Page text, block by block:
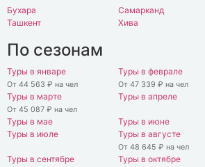
Бухара
Самарканд
Ташкент
Хива
По сезонам
Туры в январе
От 44 563 ₽ на чел
Туры в феврале
От 47 339 ₽ на чел
Туры в марте
От 45 087 ₽ на чел
Туры в апреле
Туры в мае
Туры в июне
Туры в июле
Туры в августе
От 48 645 ₽ на чел
Туры в сентябре Туры в октябре